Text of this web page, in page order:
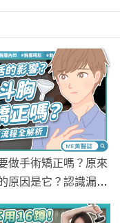
做手術矯正嗎？原來
原因是它？認識漏斗